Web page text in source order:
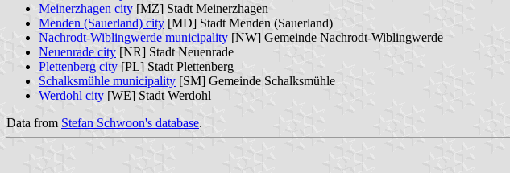
Meinerzhagen city [MZ] Stadt Meinerzhagen
Menden (Sauerland) city [MD] Stadt Menden (Sauerland)
Nachrodt-Wiblingwerde municipality [NW] Gemeinde Nachrodt-Wiblingwerde
Neuenrade city [NR] Stadt Neuenrade
Plettenberg city [PL] Stadt Plettenberg
Schalksmühle municipality [SM] Gemeinde Schalksmühle
Werdohl city [WE] Stadt Werdohl
Data from Stefan Schwoon's database.